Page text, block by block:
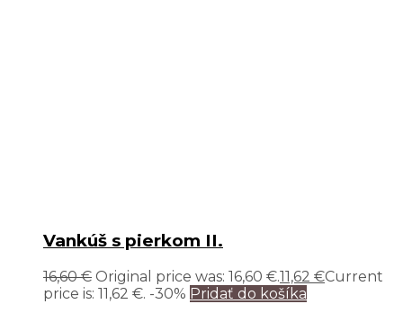
Vankúš s pierkom II.
16,60€ Original price was: 16,60 €.11,62 €Current
price is: 11,62 €. -30% Pridať do košíka